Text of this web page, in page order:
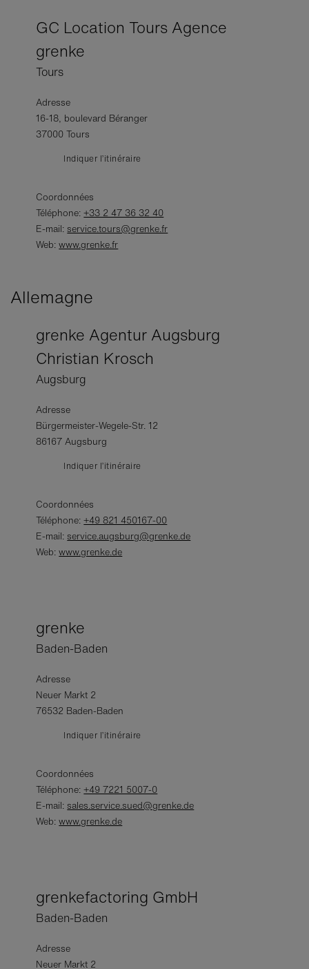
GC Location Tours Agence
grenke
Tours
Adresse
16-18, boulevard Béranger
37000 Tours
Indiquer l’itinéraire
Coordonnées
Téléphone:+33 2 47 36 32 40
E-mail: service.tours@grenke.fr
Web:www.grenke.fr
Allemagne
grenke Agentur Augsburg
Christian Krosch
Augsburg
Adresse
Bürgermeister-Wegele-Str. 12
86167 Augsburg
Indiquer l’itinéraire
Coordonnées
Téléphone:+49 821 450167-00
E-mail: service.augsburg@grenke.de
Web:www.grenke.de
grenke
Baden-Baden
Adresse
Neuer Markt 2
76532 Baden-Baden
Indiquer l’itinéraire
Coordonnées
Téléphone:+49 7221 5007-0
E-mail: sales.service.sued@grenke.de
Web:www.grenke.de
grenkefactoring GmbH
Baden-Baden
Adresse
Neuer Markt 2